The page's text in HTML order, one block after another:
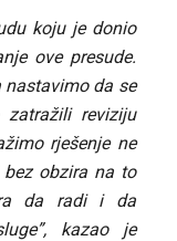
koju je donio
ove presude.
da se
reviziju
rješenje ne
obzira na to
da radi i da
kazao je